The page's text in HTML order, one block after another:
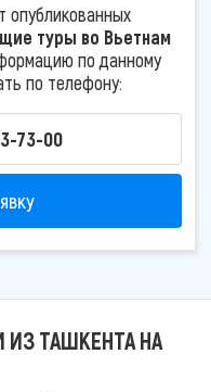
опубликованных
туры во Вьетнам
по данному
по телефону:
73-00
ТАШКЕНТА НА